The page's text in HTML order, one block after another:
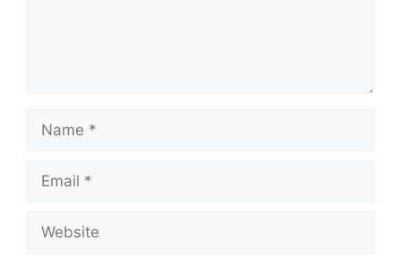
Name
Email
Website